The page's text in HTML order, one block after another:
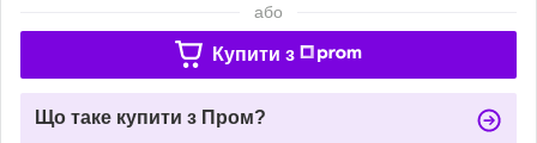
або
Купити з
Що таке купити з Пром?